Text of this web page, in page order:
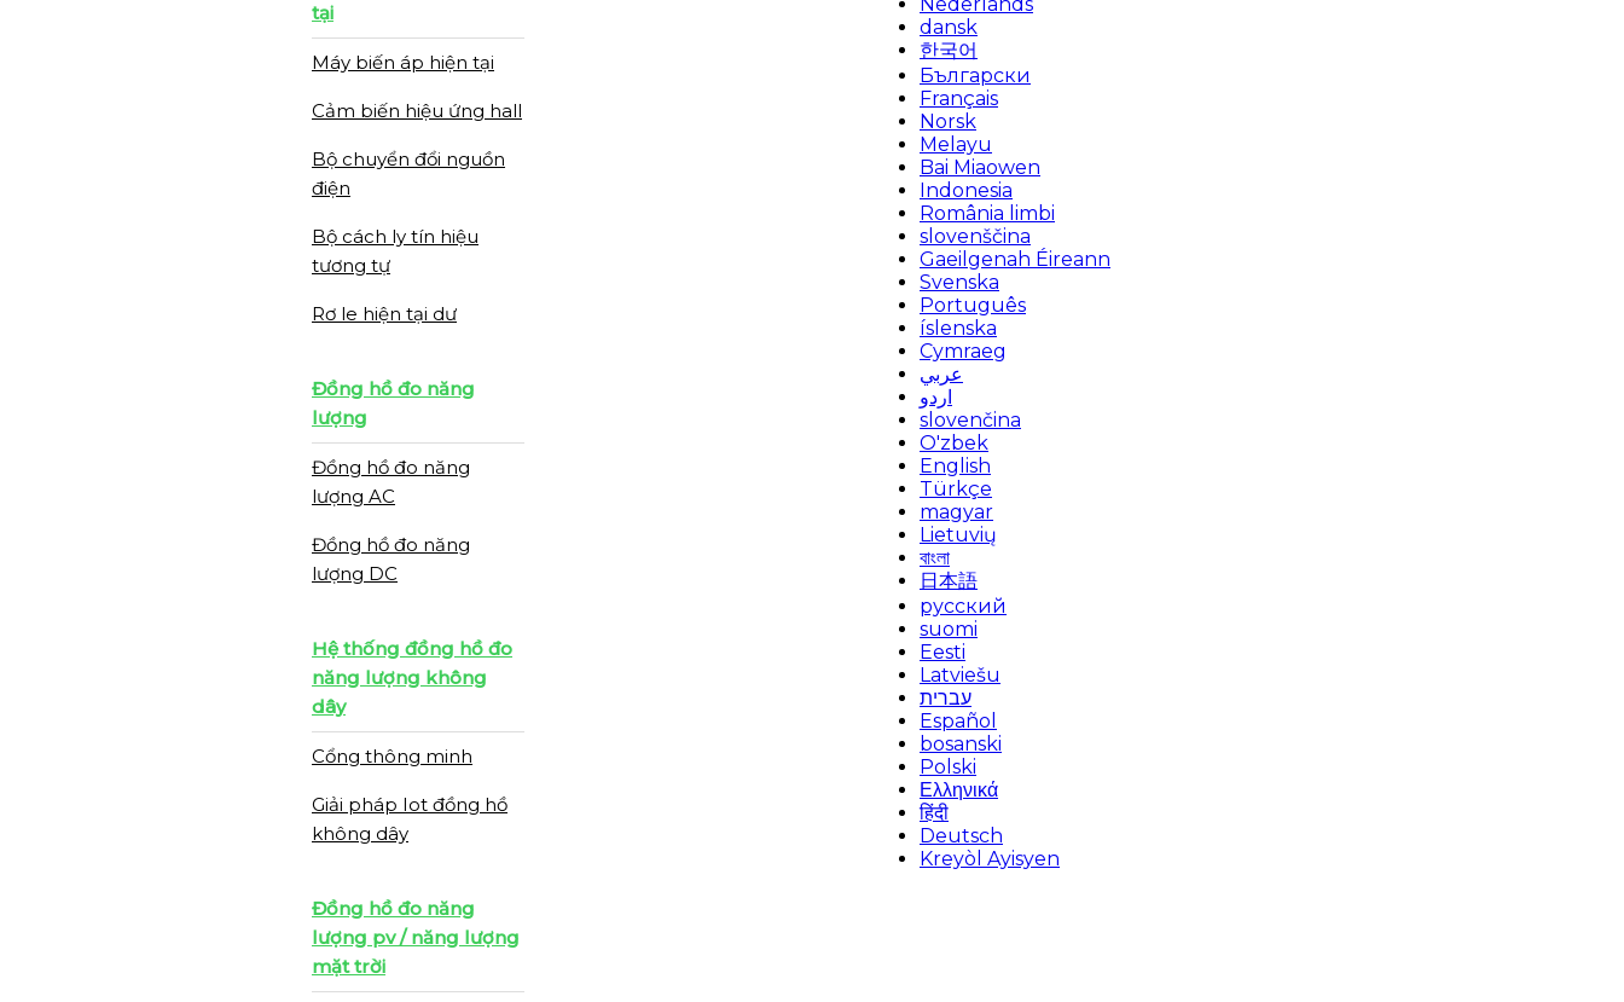
dansk
한국어
Български
Français
Norsk
Melayu
Bai Miaowen
Indonesia
România limbi
slovenščina
Gaeilgenah Éireann
Svenska
Português
íslenska
Cymraeg
عربي
اردو
slovenčina
O'zbek
English
Türkçe
magyar
Lietuvių
বাংলা
日本語
русский
suomi
Eesti
Latviešu
עברית
Español
bosanski
Polski
Ελληνικά
हिंदी
Deutsch
Kreyòl Ayisyen
tại
Máy biến áp hiện tại
Cảm biến hiệu ứng hall
Bộ chuyển đổi nguồn
điện
Bộ cách ly tín hiệu
tương tự
Rơ le hiện tại dư
Đồng hồ đo năng
lượng
Đồng hồ đo năng
lượng AC
Đồng hồ đo năng
lượng DC
Hệ thống đồng hồ đo
năng lượng không
dây
Cổng thông minh
Giải pháp Iot đồng hồ
không dây
Đồng hồ đo năng
lượng pv / năng lượng
mặt trời